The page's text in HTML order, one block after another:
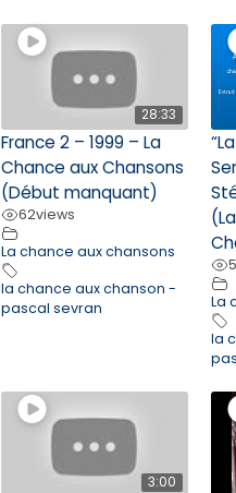
28:33
France 2 – 1999 – La
Chance aux Chansons
(Début manquant)
62views
La chance aux chansons
la chance aux chanson -
pascal sevran
La
la
3:00